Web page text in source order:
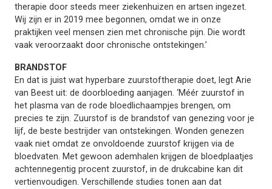
therapie door steeds meer ziekenhuizen en artsen ingezet.
Wij zijn er in 2019 mee begonnen, omdat we in onze
praktijken veel mensen zien met chronische pijn. Die wordt
vaak veroorzaakt door chronische ontstekingen.’
BRANDSTOF
En dat is juist wat hyperbare zuurstoftherapie doet, legt Arie
van Beest uit: de doorbloeding aanjagen. ‘Méér zuurstof in
het plasma van de rode bloedlichaampjes brengen, om
precies te zijn. Zuurstof is de brandstof van genezing voor je
lijf, de beste bestrijder van ontstekingen. Wonden genezen
vaak niet omdat ze onvoldoende zuurstof krijgen via de
bloedvaten. Met gewoon ademhalen krijgen de bloedplaatjes
achtennegentig procent zuurstof, in de drukcabine kan dit
vertienvoudigen. Verschillende studies tonen aan dat